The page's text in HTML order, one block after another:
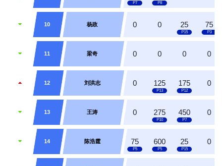
10 杨政 0 0 25 75
11 梁奇 0 0 0 0
12 刘洪志 0 125 175 0
13 王涛 0 275 450 0
14 陈浩霆 75 600 25 0